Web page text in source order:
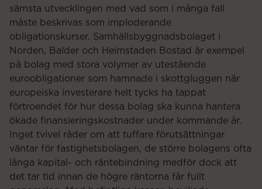
sämsta utvecklingen med vad som i många fall
måste beskrivas som imploderande
obligationskurser. Samhällsbyggnadsbolaget i
Norden, Balder och Heimstaden Bostad är exempel
på bolag med stora volymer av utestående
euroobligationer som hamnade i skottgluggen när
europeiska investerare helt tycks ha tappat
förtroendet för hur dessa bolag ska kunna hantera
ökade finansieringskostnader under kommande år.
Inget tvivel råder om att tuffare förutsättningar
väntar för fastighetsbolagen, de större bolagens ofta
långa kapital- och räntebindning medför dock att
det tar tid innan de högre räntorna får fullt